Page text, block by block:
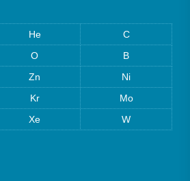
He
C
O
B
Zn
Ni
Kr
Mo
Xe W